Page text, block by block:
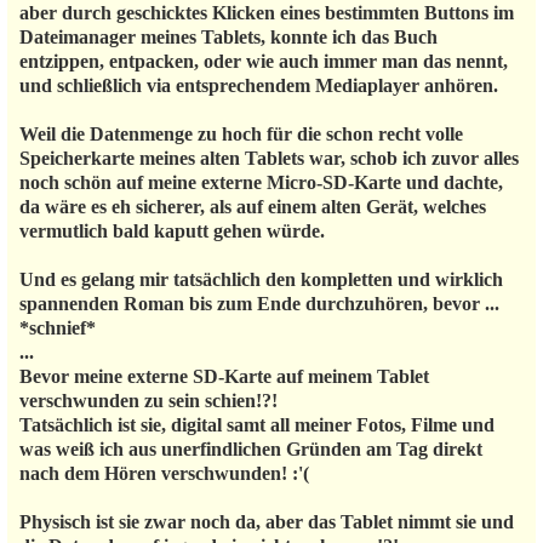
aber durch geschicktes Klicken eines bestimmten Buttons im
Dateimanager meines Tablets, konnte ich das Buch
entzippen, entpacken, oder wie auch immer man das nennt,
und schließlich via entsprechendem Mediaplayer anhören.
Weil die Datenmenge zu hoch für die schon recht volle
Speicherkarte meines alten Tablets war, schob ich zuvor alles
noch schön auf meine externe Micro-SD-Karte und dachte,
da wäre es eh sicherer, als auf einem alten Gerät, welches
vermutlich bald kaputt gehen würde.
Und es gelang mir tatsächlich den kompletten und wirklich
spannenden Roman bis zum Ende durchzuhören, bevor ...
*schnief*
...
Bevor meine externe SD-Karte auf meinem Tablet
verschwunden zu sein schien!?!
Tatsächlich ist sie, digital samt all meiner Fotos, Filme und
was weiß ich aus unerfindlichen Gründen am Tag direkt
nach dem Hören verschwunden! :'(
Physisch ist sie zwar noch da, aber das Tablet nimmt sie und